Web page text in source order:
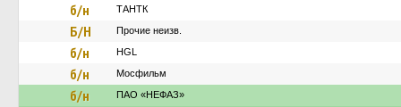
б/н ТАНТК
Б/Н Прочие неизв.
б/н HGL
б/н Мосфильм
б/н ПАО «НЕФАЗ»